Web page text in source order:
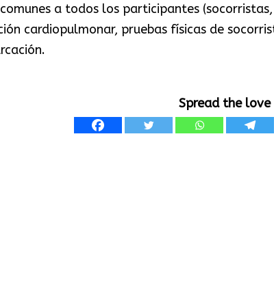
comunes a todos los participantes
cardiopulmonar, pruebas físicas de
Spread the love